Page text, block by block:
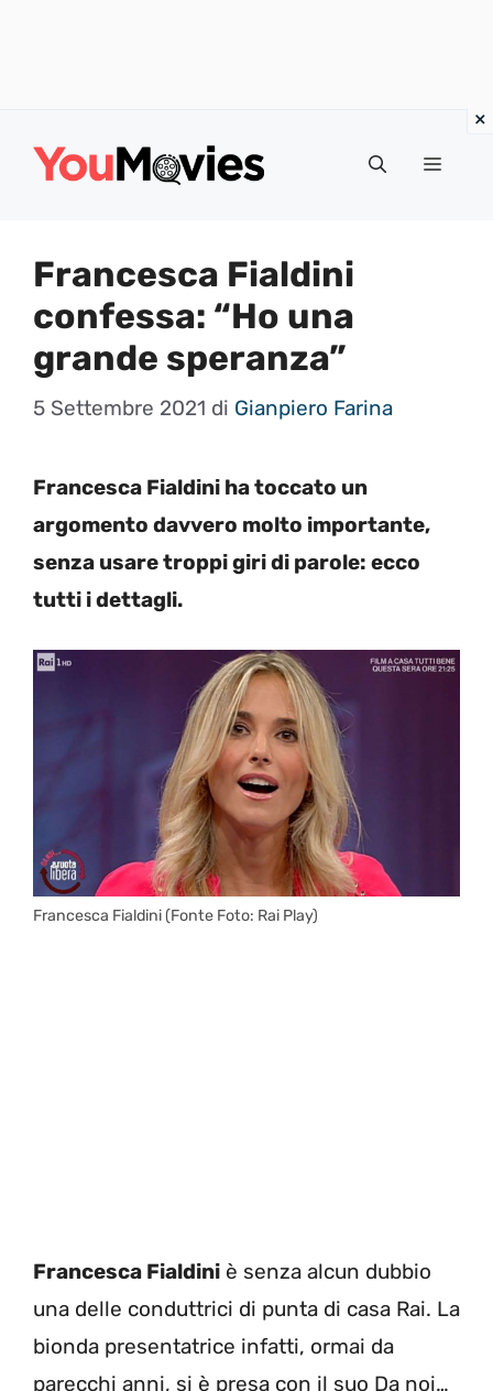
Menu
Francesca Fialdini
confessa: “Ho una
grande speranza”
5 Settembre 2021 di Gianpiero Farina
Francesca Fialdini ha toccato un
argomento davvero molto importante,
senza usare troppi giri di parole: ecco
tutti i dettagli.
Francesca Fialdini (Fonte Foto: Rai Play)
Francesca Fialdini è senza alcun dubbio
una delle conduttrici di punta di casa Rai. La
bionda presentatrice infatti, ormai da
parecchi anni, si è presa con il suo Da noi…